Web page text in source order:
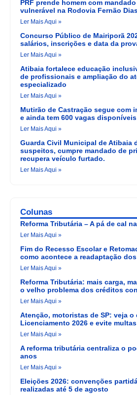
PRF prende homem com
vulnerável na Rodovia Fernão
Ler Mais Aqui »
Concurso Público de Mairiporã
salários, inscrições e data da
Ler Mais Aqui »
Atibaia fortalece educação
de profissionais e ampliação do
especializado
Ler Mais Aqui »
Mutirão de Castração segue com
e ainda tem 600 vagas
Ler Mais Aqui »
Guarda Civil Municipal de Atibaia
suspeitos, cumpre mandado de
recupera veículo furtado.
Ler Mais Aqui »
Colunas
Reforma Tributária – A pá de cal
Ler Mais Aqui »
Fim do Recesso Escolar e
como acontece a readaptação
Ler Mais Aqui »
Reforma Tributária: mais carga,
o velho problema dos créditos
Ler Mais Aqui »
Atenção, motoristas de SP: veja o
Licenciamento 2026 e evite multas
Ler Mais Aqui »
A reforma tributária centraliza o
anos
Ler Mais Aqui »
Eleições 2026: convenções
realizadas até 5 de agosto